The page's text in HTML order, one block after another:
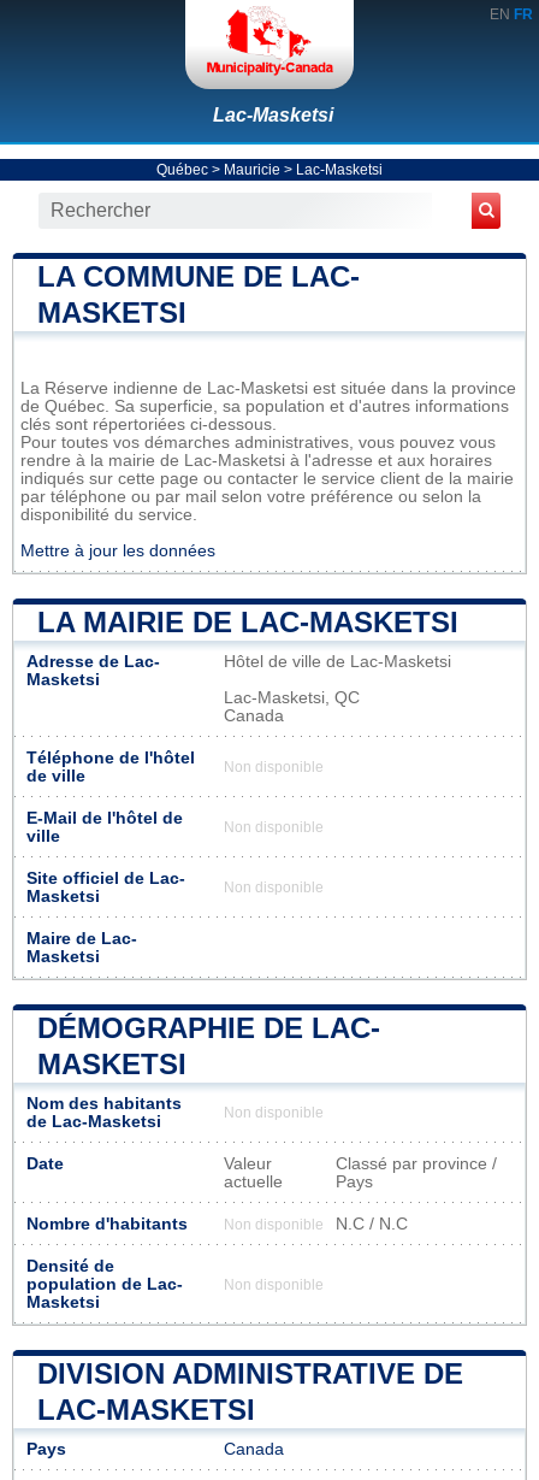
EN FR
Lac-Masketsi
Québec > Mauricie > Lac-Masketsi
LA COMMUNE DE LAC-
MASKETSI
La Réserve indienne de Lac-Masketsi est située dans la province
de Québec. Sa superficie, sa population et d'autres informations
clés sont répertoriées ci-dessous.
Pour toutes vos démarches administratives, vous pouvez vous
rendre à la mairie de Lac-Masketsi à l'adresse et aux horaires
indiqués sur cette page ou contacter le service client de la mairie
par téléphone ou par mail selon votre préférence ou selon la
disponibilité du service.
Mettre à jour les données
LA MAIRIE DE LAC-MASKETSI
Adresse de Lac-
Masketsi
Hôtel de ville de Lac-Masketsi
Lac-Masketsi, QC
Canada
Téléphone de l'hôtel
de ville
Non disponible
E-Mail de l'hôtel de
ville
Non disponible
Site officiel de Lac-
Masketsi
Non disponible
Maire de Lac-
Masketsi
DÉMOGRAPHIE DE LAC-
MASKETSI
Nom des habitants
de Lac-Masketsi
Non disponible
Date
Valeur
actuelle
Classé par province /
Pays
Nombre d'habitants Non disponible N.C / N.C
Densité de
population de Lac-
Masketsi
Non disponible
DIVISION ADMINISTRATIVE DE
LAC-MASKETSI
Pays Canada